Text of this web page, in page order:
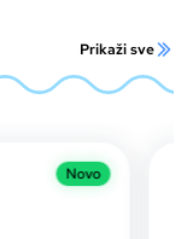
Prikaži sve
Novo